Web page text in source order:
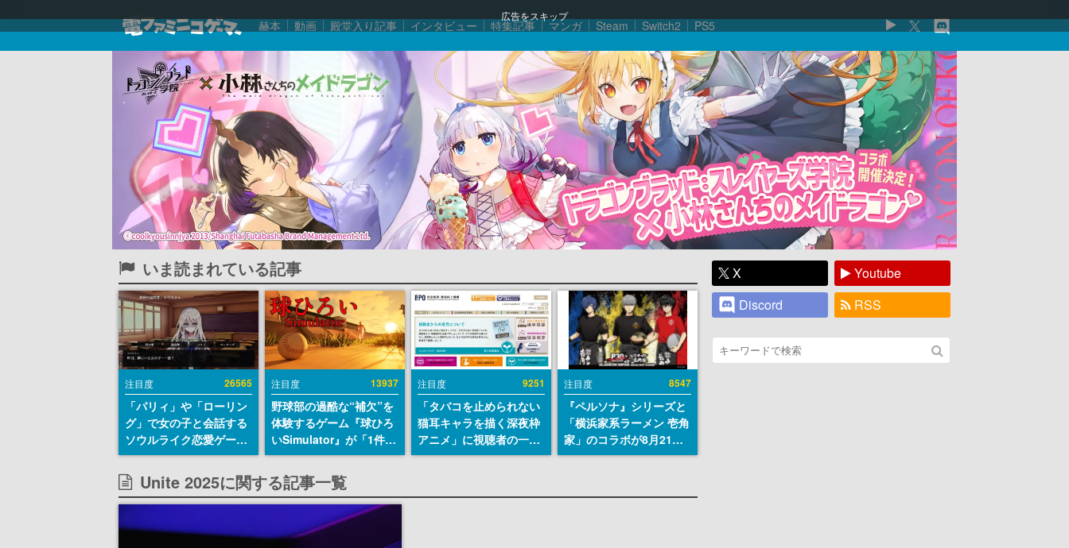
広告をスキップ
赫本 動画 殿堂入り記事 インタビュー 特集記事 マンガ Steam Switch2 PS5
いま読まれている記事
注目度 26565
「パリィ」や「ローリン
グ」で女の子と会話する
ソウルライク恋愛ゲーム
『小早川さんはソウルラ
イク』無料公開。返事に
失敗すると「YOU
DIED」
注目度 13937
野球部の過酷な“補欠”を
体験するゲーム『球ひろ
いSimulator』が「1件」
のウィッシュリストをも
とにチェコ語に対応し
SNSで話題に。『キング
ダム・カム』開発元やチ
ェコのプロ野球選手から
称賛の声
注目度 9251
「タバコを止められない
猫耳キャラを描く深夜枠
アニメ」に視聴者の一部
から批判意見。違法薬物
注目度 8547
『ペルソナ』シリーズと
「横浜家系ラーメン 壱角
家」のコラボが8月21日
から開催。”はがくれ”風
Unite 2025に関する記事一覧
X
Youtube
Discord
RSS